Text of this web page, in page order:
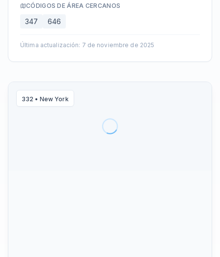
CÓDIGOS DE ÁREA CERCANOS
347 646
Última actualización: 7 de noviembre de 2025
332 • New York